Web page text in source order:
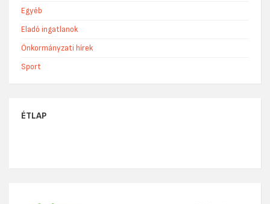
Egyéb
Eladó ingatlanok
Önkormányzati hírek
Sport
ÉTLAP